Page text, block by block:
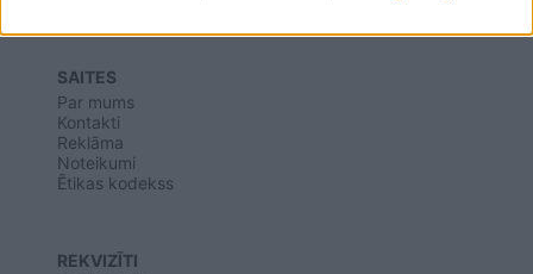
I want to allow Google to enable storage
functionality and fraud prevention, and other
user protection.
SAITES
Par mums
Kontakti
Reklāma
Noteikumi
Ētikas kodekss
REKVIZĪTI